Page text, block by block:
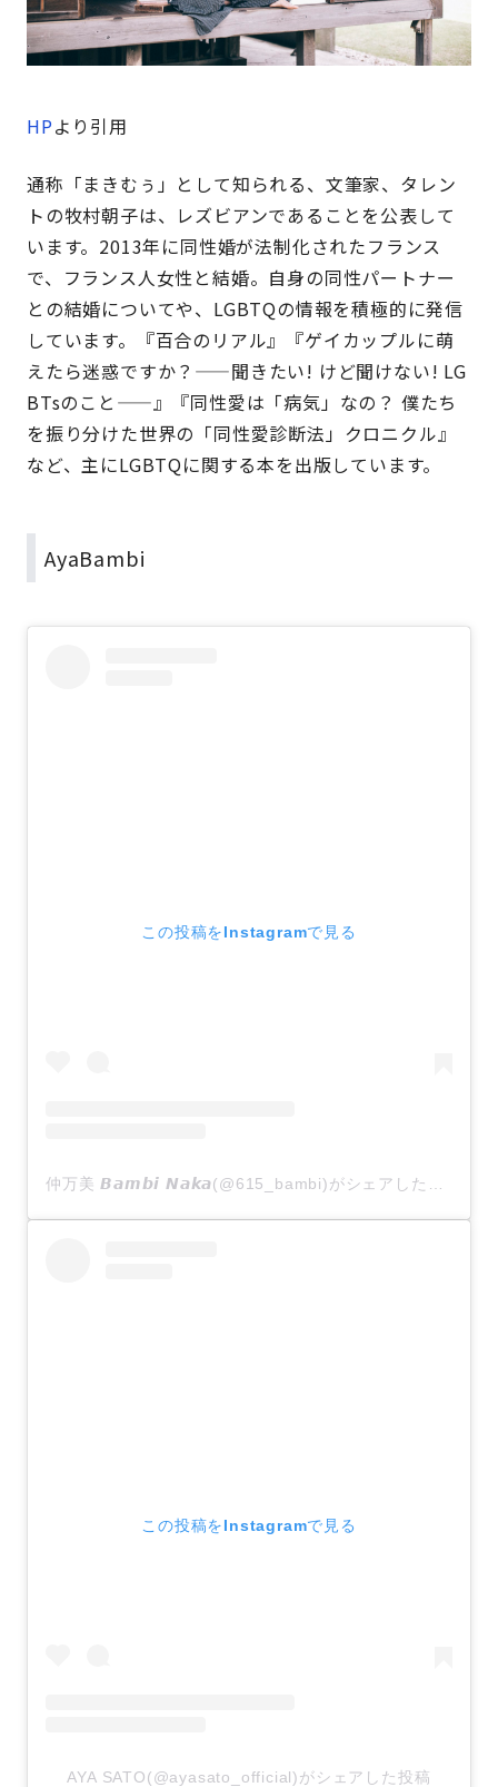
HPより引用
通称「まきむぅ」として知られる、文筆家、タレン
トの牧村朝子は、レズビアンであることを公表して
います。2013年に同性婚が法制化されたフランス
で、フランス人女性と結婚。自身の同性パートナー
との結婚についてや、LGBTQの情報を積極的に発信
しています。『百合のリアル』『ゲイカップルに萌
えたら迷惑ですか？——聞きたい! けど聞けない! LG
BTsのこと——』『同性愛は「病気」なの？ 僕たち
を振り分けた世界の「同性愛診断法」クロニクル』
など、主にLGBTQに関する本を出版しています。
AyaBambi
この投稿をInstagramで見る
この投稿をInstagramで見る
AYA SATO(@ayasato_official)がシェアした投稿